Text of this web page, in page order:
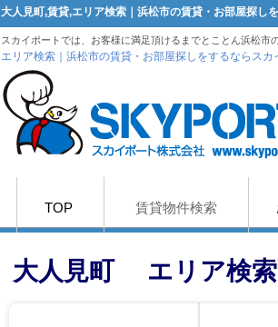
大人見町,賃貸,エリア検索｜浜松市の賃貸・お部屋探し
スカイポートでは、お客様に満足頂けるまでとことん浜松市
エリア検索｜浜松市の賃貸・お部屋探しをするならスカ
TOP 賃貸物件検索
大人見町 エリア検索